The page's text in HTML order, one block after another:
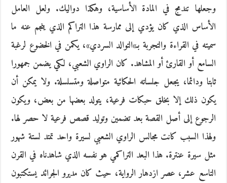
وجعلها تندمج في المادة الأساسية، وهكذا دواليك. ولعل العامل
الأساس الذي كان يؤدي إلى ممارسة هذا التراكم الذي ينجم عنه ما
سميته في القراءة والتجربة بـ»التوالد السردي»، يكمن في الخضوع لرغبة
السامع أو القارئ أو المشاهد. كان الراوي الشعبي، لكي يضمن جمهورا
ثابتا ودائما، يجعل جلساته الحكائية متواصلة ومتسلسلة. ولا يمكن أن
يكون ذلك إلا بخلق حبكات فرعية، يتولد بعضها من بعض، ويكون
الرجوع إلى أصل القصة بعد تضمين وتوليد قصص فرعية لا حصر لها.
ولهذا السبب كانت مجالس الراوي الشعبي لسيرة واحد تمتد لستة شهور
مثل سيرة عنترة. هذا البعد التراكمي هو نفسه الذي شاهدناه في القرن
التاسع عشر، عصر ازدهار الرواية، حيث كان مديرو الجرائد يستكتبون